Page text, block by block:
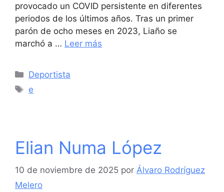
provocado un COVID persistente en diferentes
periodos de los últimos años. Tras un primer
parón de ocho meses en 2023, Liaño se
marchó a … Leer más
Categorías
Deportista
Etiquetas
e
Elian Numa López
10 de noviembre de 2025 por Álvaro Rodríguez
Melero